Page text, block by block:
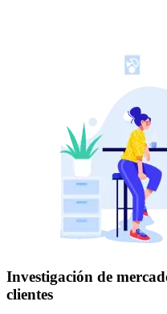
Investigación de
clientes